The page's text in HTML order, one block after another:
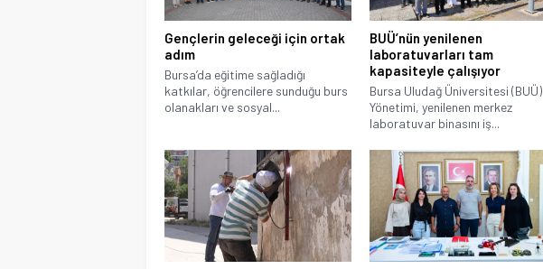
Gençlerin geleceği için ortak
adım
Bursa’da eğitime sağladığı
katkılar, öğrencilere sunduğu burs
olanakları ve sosyal...
BUÜ’nün yenilenen
laboratuvarları tam
kapasiteyle çalışıyor
Bursa Uludağ Üniversitesi (BUÜ)
Yönetimi, yenilenen merkez
laboratuvar binasını iş...